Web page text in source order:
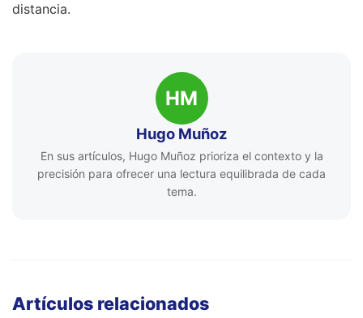
distancia.
HM
Hugo Muñoz
En sus artículos, Hugo Muñoz prioriza el contexto y la
precisión para ofrecer una lectura equilibrada de cada
tema.
Artículos relacionados